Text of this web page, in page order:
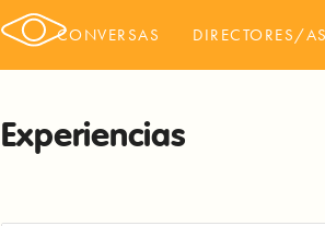
CONVERSAS DIRECTORES/AS
Experiencias